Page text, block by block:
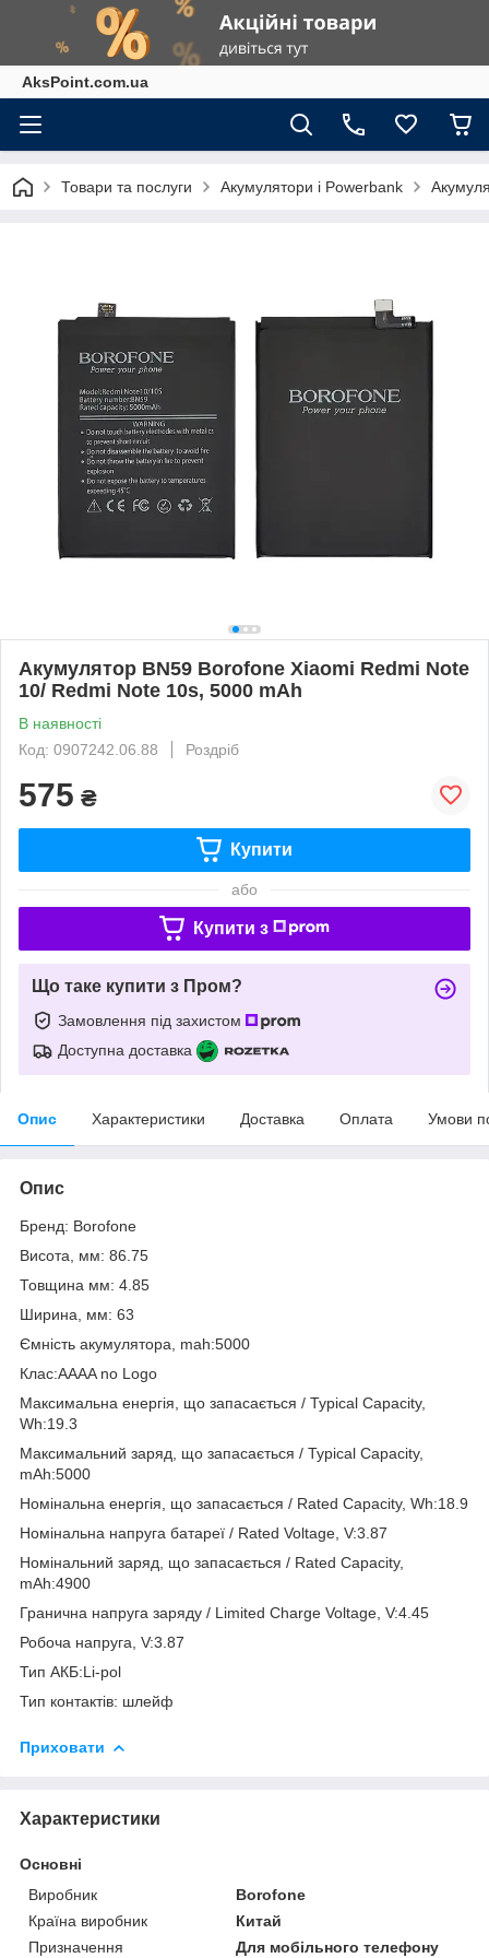
AksPoint.com.ua
Товари та послуги Акумулятори і Powerbank
Акумулятор BN59 Borofone Xiaomi Redmi Note
10/ Redmi Note 10s, 5000 mAh
В наявності
Код: 0907242.06.88
Роздріб
575 ₴
Купити
або
Купити з
Що таке купити з Пром?
Замовлення під захистом
Доступна доставка
Опис Характеристики Доставка Оплата Умови
Опис
Бренд: Borofone
Висота, мм: 86.75
Товщина мм: 4.85
Ширина, мм: 63
Ємність акумулятора, mah:5000
Клас:AAAA no Logo
Максимальна енергія, що запасається / Typical Capacity,
Wh:19.3
Максимальний заряд, що запасається / Typical Capacity,
mAh:5000
Номінальна енергія, що запасається / Rated Capacity, Wh:18.9
Номінальна напруга батареї / Rated Voltage, V:3.87
Номінальний заряд, що запасається / Rated Capacity,
mAh:4900
Гранична напруга заряду / Limited Charge Voltage, V:4.45
Робоча напруга, V:3.87
Тип АКБ:Li-pol
Тип контактів: шлейф
Приховати
Характеристики
Основні
Виробник
Borofone
Країна виробник
Китай
Призначення
Для мобільного телефону